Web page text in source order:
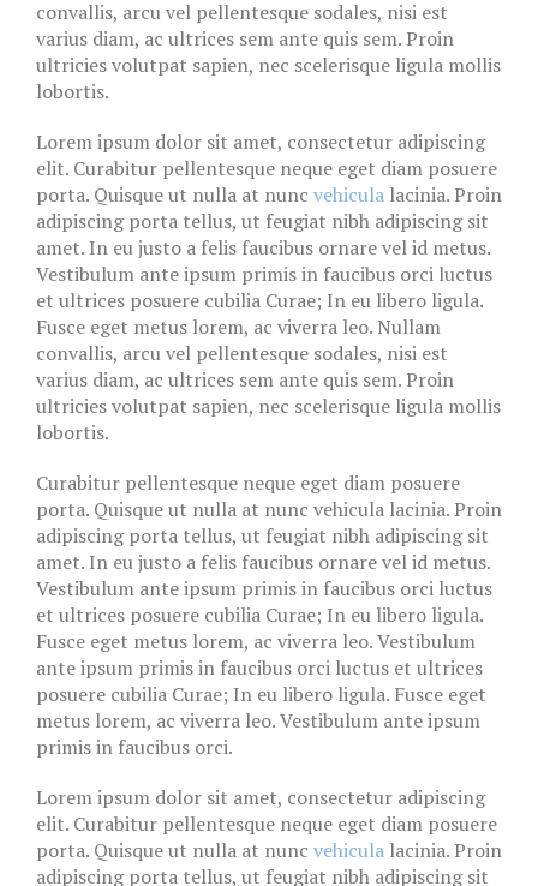
convallis, arcu vel pellentesque sodales, nisi est
varius diam, ac ultrices sem ante quis sem. Proin
ultricies volutpat sapien, nec scelerisque ligula mollis
lobortis.
Lorem ipsum dolor sit amet, consectetur adipiscing
elit. Curabitur pellentesque neque eget diam posuere
porta. Quisque ut nulla at nunc vehicula lacinia. Proin
adipiscing porta tellus, ut feugiat nibh adipiscing sit
amet. In eu justo a felis faucibus ornare vel id metus.
Vestibulum ante ipsum primis in faucibus orci luctus
et ultrices posuere cubilia Curae; In eu libero ligula.
Fusce eget metus lorem, ac viverra leo. Nullam
convallis, arcu vel pellentesque sodales, nisi est
varius diam, ac ultrices sem ante quis sem. Proin
ultricies volutpat sapien, nec scelerisque ligula mollis
lobortis.
Curabitur pellentesque neque eget diam posuere
porta. Quisque ut nulla at nunc vehicula lacinia. Proin
adipiscing porta tellus, ut feugiat nibh adipiscing sit
amet. In eu justo a felis faucibus ornare vel id metus.
Vestibulum ante ipsum primis in faucibus orci luctus
et ultrices posuere cubilia Curae; In eu libero ligula.
Fusce eget metus lorem, ac viverra leo. Vestibulum
ante ipsum primis in faucibus orci luctus et ultrices
posuere cubilia Curae; In eu libero ligula. Fusce eget
metus lorem, ac viverra leo. Vestibulum ante ipsum
primis in faucibus orci.
Lorem ipsum dolor sit amet, consectetur adipiscing
elit. Curabitur pellentesque neque eget diam posuere
porta. Quisque ut nulla at nunc vehicula lacinia. Proin
adipiscing porta tellus, ut feugiat nibh adipiscing sit